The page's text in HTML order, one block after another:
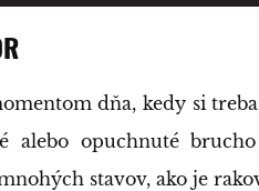
dňa, kedy si
alebo opuchnuté
stavov, ako je